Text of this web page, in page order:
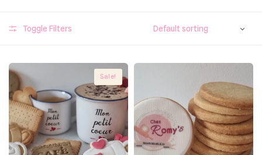
Toggle Filters
Sale!
Biscuits
Votre photo sur biscuit
Bretzels & Co
Bredeles Alsaciens
Autres douceurs